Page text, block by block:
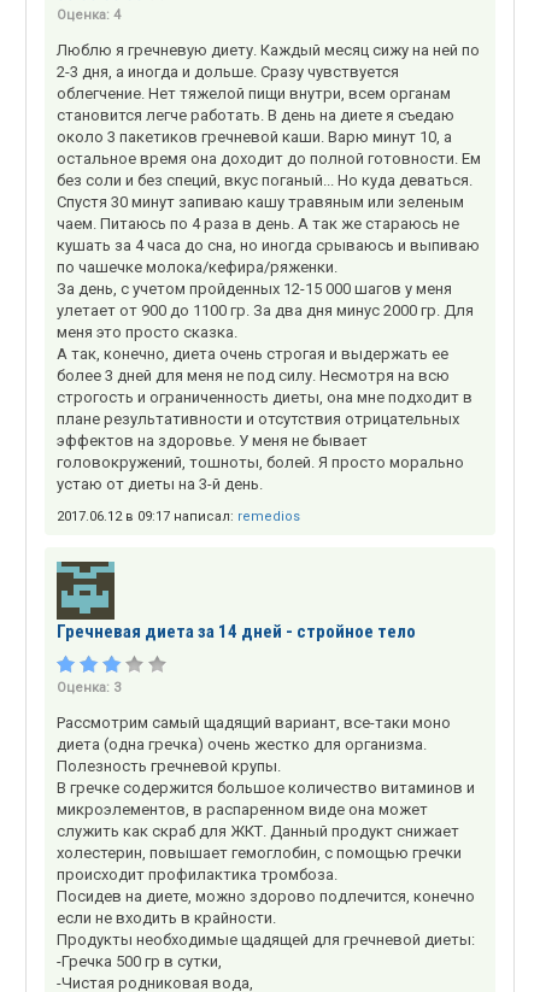
Оценка: 4
Люблю я гречневую диету. Каждый месяц сижу на ней по
2-3 дня, а иногда и дольше. Сразу чувствуется
облегчение. Нет тяжелой пищи внутри, всем органам
становится легче работать. В день на диете я съедаю
около 3 пакетиков гречневой каши. Варю минут 10, а
остальное время она доходит до полной готовности. Ем
без соли и без специй, вкус поганый... Но куда деваться.
Спустя 30 минут запиваю кашу травяным или зеленым
чаем. Питаюсь по 4 раза в день. А так же стараюсь не
кушать за 4 часа до сна, но иногда срываюсь и выпиваю
по чашечке молока/кефира/ряженки.
За день, с учетом пройденных 12-15 000 шагов у меня
улетает от 900 до 1100 гр. За два дня минус 2000 гр. Для
меня это просто сказка.
А так, конечно, диета очень строгая и выдержать ее
более 3 дней для меня не под силу. Несмотря на всю
строгость и ограниченность диеты, она мне подходит в
плане результативности и отсутствия отрицательных
эффектов на здоровье. У меня не бывает
головокружений, тошноты, болей. Я просто морально
устаю от диеты на 3-й день.
2017.06.12 в 09:17 написал: remedios
Гречневая диета за 14 дней - стройное тело
Оценка: 3
Рассмотрим самый щадящий вариант, все-таки моно
диета (одна гречка) очень жестко для организма.
Полезность гречневой крупы.
В гречке содержится большое количество витаминов и
микроэлементов, в распаренном виде она может
служить как скраб для ЖКТ. Данный продукт снижает
холестерин, повышает гемоглобин, с помощью гречки
происходит профилактика тромбоза.
Посидев на диете, можно здорово подлечится, конечно
если не входить в крайности.
Продукты необходимые щадящей для гречневой диеты:
-Гречка 500 гр в сутки,
-Чистая родниковая вода,